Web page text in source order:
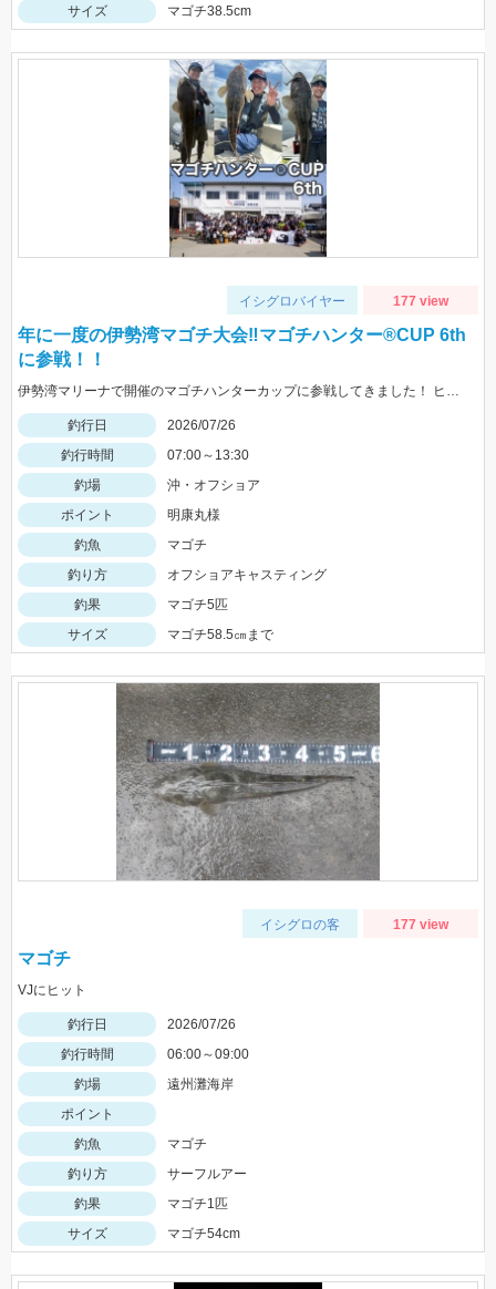
サイズ マゴチ38.5cm
イシグロバイヤー 177 view
年に一度の伊勢湾マゴチ大会‼マゴチハンター®︎CUP 6th
に参戦！！
伊勢湾マリーナで開催のマゴチハンターカップに参戦してきました！ ヒットルアーはイージーラボ、水波、DUOジャンゴ、ドライブSSギルなど。
釣行日
2026/07/26
釣行時間
07:00～13:30
釣場
沖・オフショア
ポイント
明康丸様
釣魚
マゴチ
釣り方
オフショアキャスティング
釣果
マゴチ5匹
サイズ
マゴチ58.5㎝まで
イシグロの客 177 view
マゴチ
VJにヒット
釣行日
2026/07/26
釣行時間
06:00～09:00
釣場
遠州灘海岸
ポイント
釣魚
マゴチ
釣り方
サーフルアー
釣果
マゴチ1匹
サイズ
マゴチ54cm